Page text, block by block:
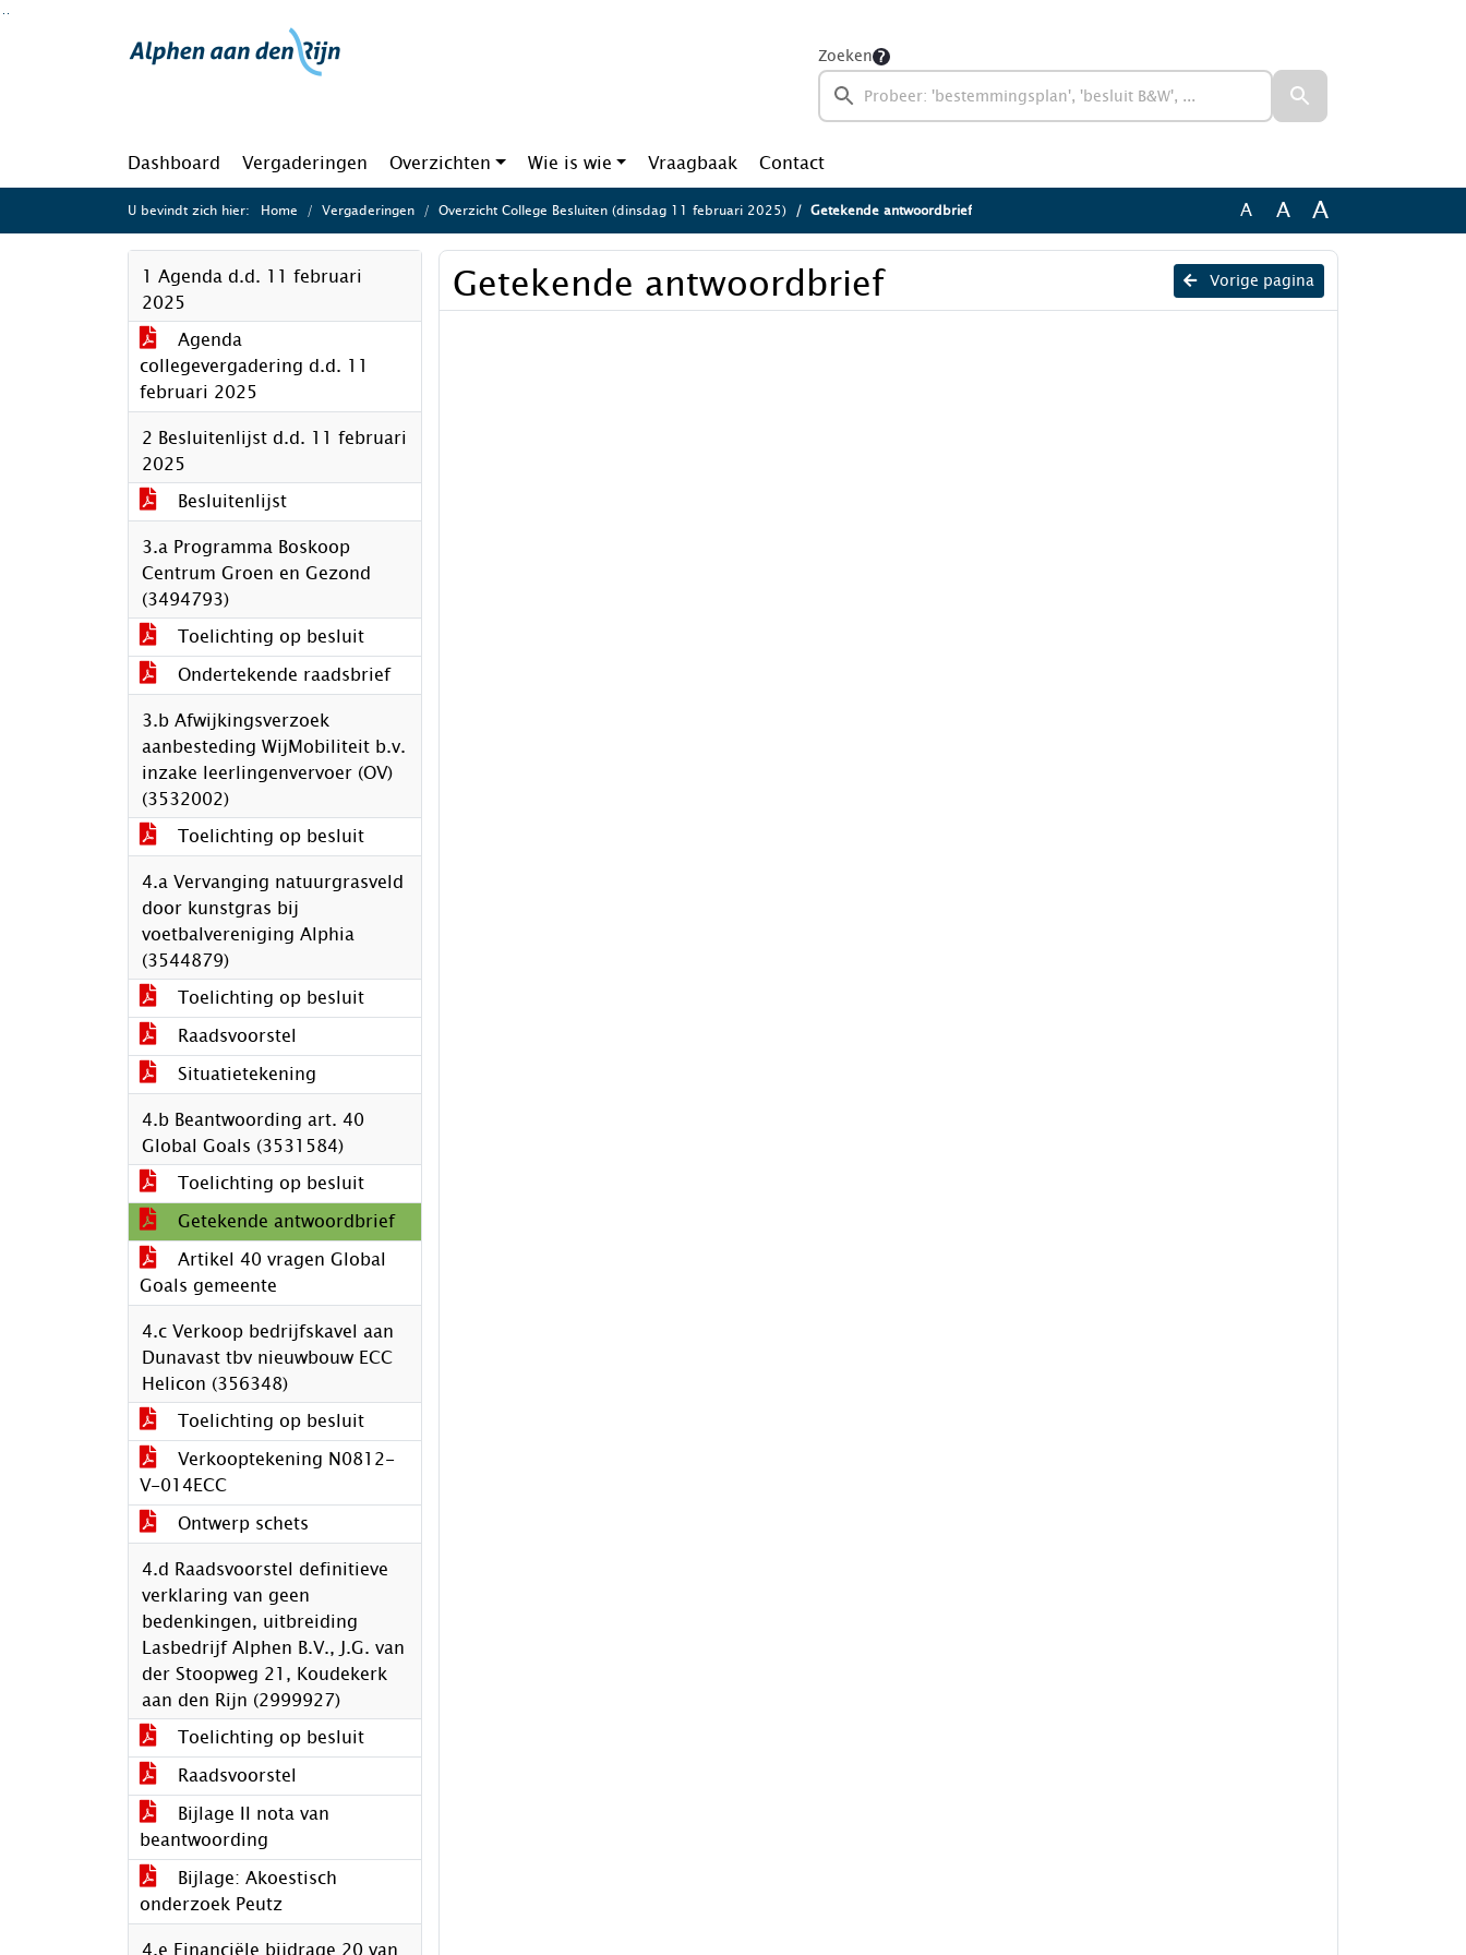
Ga naar de inhoud van deze pagina
Zoeken
Dashboard Vergaderingen Overzichten Wie is wie Vraagbaak Contact
U bevindt zich hier: Home Vergaderingen Overzicht College Besluiten (dinsdag 11 februari 2025) Getekende antwoordbrief A A A
1 Agenda d.d. 11 februari
2025
Agenda
collegevergadering d.d. 11
februari 2025
2 Besluitenlijst d.d. 11 februari
2025
Besluitenlijst
3.a Programma Boskoop
Centrum Groen en Gezond
(3494793)
Toelichting op besluit
Ondertekende raadsbrief
3.b Afwijkingsverzoek
aanbesteding WijMobiliteit b.v.
inzake leerlingenvervoer (OV)
(3532002)
Toelichting op besluit
4.a Vervanging natuurgrasveld
door kunstgras bij
voetbalvereniging Alphia
(3544879)
Toelichting op besluit
Raadsvoorstel
Situatietekening
4.b Beantwoording art. 40
Global Goals (3531584)
Toelichting op besluit
Getekende antwoordbrief
Artikel 40 vragen Global
Goals gemeente
4.c Verkoop bedrijfskavel aan
Dunavast tbv nieuwbouw ECC
Helicon (356348)
Toelichting op besluit
Verkooptekening N0812-
V-014ECC
Ontwerp schets
4.d Raadsvoorstel definitieve
verklaring van geen
bedenkingen, uitbreiding
Lasbedrijf Alphen B.V., J.G. van
der Stoopweg 21, Koudekerk
aan den Rijn (2999927)
Toelichting op besluit
Raadsvoorstel
Bijlage II nota van
beantwoording
Bijlage: Akoestisch
onderzoek Peutz
Vorige pagina
Getekende antwoordbrief